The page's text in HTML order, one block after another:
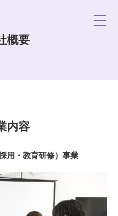
概要
内容
用・教育研修）事業